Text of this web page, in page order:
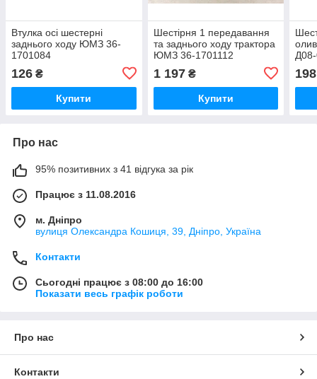
Втулка осі шестерні
заднього ходу ЮМЗ 36-
1701084
126 ₴
Купити
Шестірня 1 передавання
та заднього ходу трактора
ЮМЗ 36-1701112
1 197₴
Купити
198
Про нас
95% позитивних з 41 відгука за рік
Працює з 11.08.2016
м. Дніпро
вулиця Олександра Кошиця, 39, Дніпро, Україна
Контакти
Сьогодні працює з 08:00 до 16:00
Показати весь графік роботи
Про нас
Контакти